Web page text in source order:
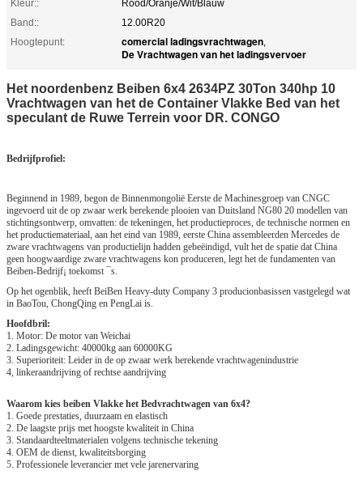
Kleur::
Rood/Oranje/Wit/Blauw
Band::
12.00R20
Hoogtepunt:
comercial ladingsvrachtwagen,
De Vrachtwagen van het ladingsvervoer
Het noordenbenz Beiben 6x4 2634PZ 30Ton 340hp 10
Vrachtwagen van het de Container Vlakke Bed van het
speculant de Ruwe Terrein voor DR. CONGO
Bedrijfprofiel:
Beginnend in 1989, begon de Binnenmongolië Eerste de Machinesgroep van CNGC
ingevoerd uit de op zwaar werk berekende plooien van Duitsland NG80 20 modellen van
stichtingsontwerp, omvatten: de tekeningen, het productieproces, de technische normen en
het productiemateriaal, aan het eind van 1989, eerste China assembleerden Mercedes de
zware vrachtwagens van productielijn hadden gebeëindigd, vult het de spatie dat China
geen hoogwaardige zware vrachtwagens kon produceren, legt het de fundamenten van
Beiben-Bedrijf¡ toekomst ¯s.
Op het ogenblik, heeft BeiBen Heavy-duty Company 3 producionbasissen vastgelegd wat
in BaoTou, ChongQing en PengLai is.
Hoofdbril:
1. Motor: De motor van Weichai
2. Ladingsgewicht: 40000kg aan 60000KG
3. Superioriteit: Leider in de op zwaar werk berekende vrachtwagenindustrie
4, linkeraandrijving of rechtse aandrijving
Waarom kies beiben Vlakke het Bedvrachtwagen van 6x4?
1. Goede prestaties, duurzaam en elastisch
2. De laagste prijs met hoogste kwaliteit in China
3. Standaardteeltmaterialen volgens technische tekening
4. OEM de dienst, kwaliteitsborging
5. Professionele leverancier met vele jarenervaring